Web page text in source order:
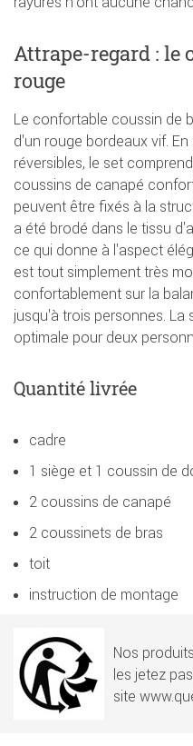
Attrape-regard : le
rouge
Le confortable coussin de
d'un rouge bordeaux vif.
réversibles, le set
coussins de canapé
peuvent être fixés à la
a été brodé dans le tissu
ce qui donne à l'aspect
est tout simplement très
confortablement sur la
jusqu'à trois personnes.
optimale pour deux
Quantité livrée
cadre
1 siège et 1 coussin de
2 coussins de canapé
2 coussinets de bras
toit
instruction de montage
Nos
les jetez
site